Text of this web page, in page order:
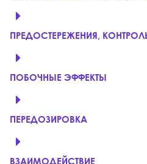
ПРЕДОСТЕРЕЖЕНИЯ,
ПОБОЧНЫЕ ЭФФЕКТЫ
ПЕРЕДОЗИРОВКА
ВЗАИМОДЕЙСТВИЕ